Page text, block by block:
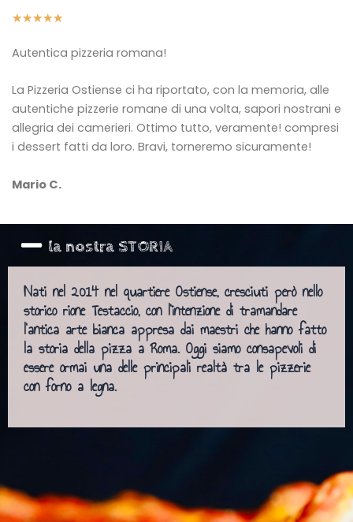
★★★★★
5
Autentica pizzeria romana!
La Pizzeria Ostiense ci ha riportato, con la memoria, alle
autentiche pizzerie romane di una volta, sapori nostrani e
allegria dei camerieri. Ottimo tutto, veramente! compresi
i dessert fatti da loro. Bravi, torneremo sicuramente!
Mario C.
la nostra STORIA
Nati nel 2014 nel quartiere Ostiense, cresciuti però nello
storico rione Testaccio, con l’intenzione di tramandare
l’antica arte bianca appresa dai maestri che hanno fatto
la storia della pizza a Roma. Oggi siamo consapevoli di
essere ormai una delle principali realtà tra le pizzerie
con forno a legna.